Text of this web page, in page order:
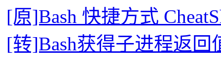
[原]Bash 快捷方式
[转]Bash获得子进程返回